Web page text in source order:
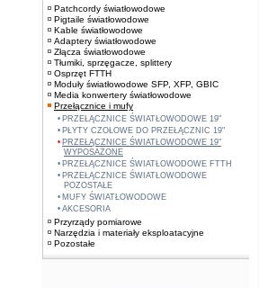
Patchcordy światłowodowe
Pigtaile światłowodowe
Kable światłowodowe
Adaptery światłowodowe
Złącza światłowodowe
Tłumiki, sprzęgacze, splittery
Osprzęt FTTH
Moduły światłowodowe SFP, XFP, GBIC
Media konwertery światłowodowe
Przełącznice i mufy
PRZEŁĄCZNICE ŚWIATŁOWODOWE 19"
PŁYTY CZOŁOWE DO PRZEŁĄCZNIC 19"
PRZEŁĄCZNICE ŚWIATŁOWODOWE 19"
WYPOSAŻONE
PRZEŁĄCZNICE ŚWIATŁOWODOWE FTTH
PRZEŁĄCZNICE ŚWIATŁOWODOWE
POZOSTAŁE
MUFY ŚWIATŁOWODOWE
AKCESORIA
Przyrządy pomiarowe
Narzędzia i materiały eksploatacyjne
Pozostałe